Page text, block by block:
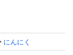
にんにく